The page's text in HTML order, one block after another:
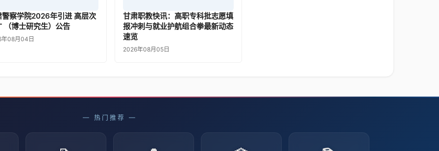
警察学院2026年引进 高层次
（博士研究生）公告
08月04日
甘肃职教快讯：高职专科批志愿填
报冲刺与就业护航组合拳最新动态
速览
2026年08月05日
— 热门推荐 —